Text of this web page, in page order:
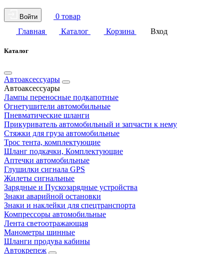
Войти
0 товар
Главная
Каталог Корзина Вход
Каталог
Автоаксессуары
Автоаксессуары
Лампы переносные подкапотные
Огнетушители автомобильные
Пневматические шланги
Прикуриватель автомобильный и запчасти к нему
Стяжки для груза автомобильные
Трос тента, комплектующие
Шланг подкачки, Комплектующие
Аптечки автомобильные
Глушилки сигнала GPS
Жилеты сигнальные
Зарядные и Пускозарядные устройства
Знаки аварийной остановки
Знаки и наклейки для спецтранспорта
Компрессоры автомобильные
Лента светоотражающая
Манометры шинные
Шланги продува кабины
Автокрепеж